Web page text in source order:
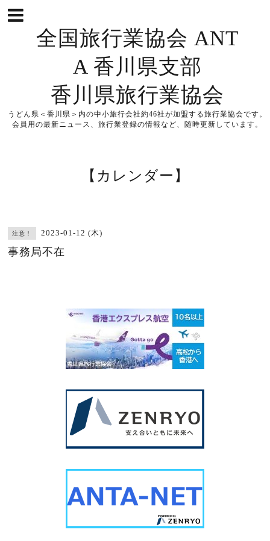
全国旅行業協会 ANT
A 香川県支部
香川県旅行業協会
うどん県＜香川県＞内の中小旅行会社約46社が加盟する旅行業協会です。
会員用の最新ニュース、旅行業登録の情報など、随時更新しています。
【カレンダー】
注意！ 2023-01-12 (木)
事務局不在